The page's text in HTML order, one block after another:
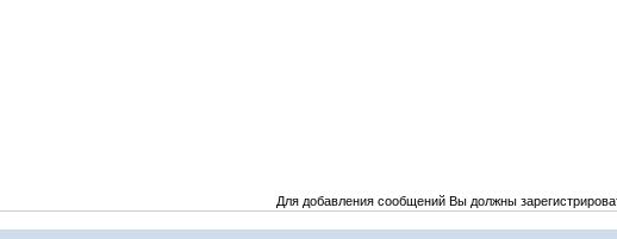
Для добавления сообщений Вы должны